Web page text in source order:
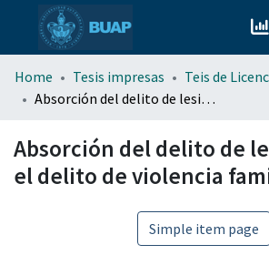
menu.section.about_menu
Home Tesis impresas
Teis de
Absorción del delito de lesiones por el delito de violencia familiar
Absorción del delito de
el delito de violencia
Simple item page